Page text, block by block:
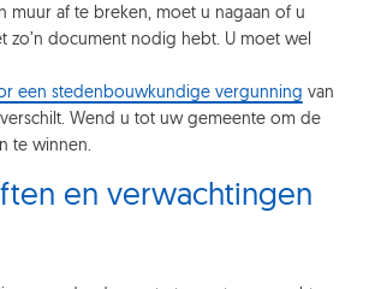
muur af te breken, moet u nagaan of u
zo’n document nodig hebt. U moet wel
een stedenbouwkundige vergunning van
Wend u tot uw gemeente om de
te winnen.
en verwachtingen